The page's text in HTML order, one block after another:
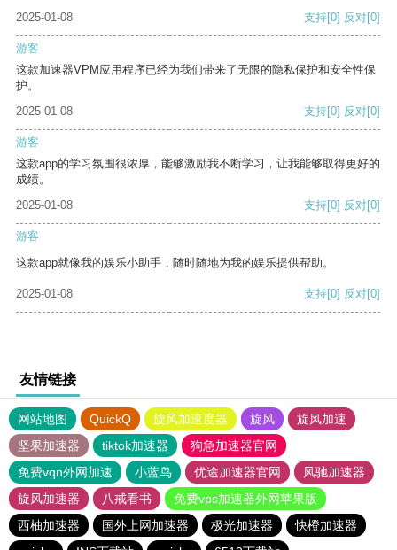
2025-01-08
支持[0] 反对[0]
游客
这款加速器VPM应用程序已经为我们带来了无限的隐私保护和安全性保
护。
2025-01-08
支持[0] 反对[0]
游客
这款app的学习氛围很浓厚，能够激励我不断学习，让我能够取得更好的
成绩。
2025-01-08
支持[0] 反对[0]
游客
这款app就像我的娱乐小助手，随时随地为我的娱乐提供帮助。
2025-01-08 支持[0] 反对[0]
友情链接
网站地图 QuickQ 旋风加速度器 旋风
旋风加速
坚果加速器
tiktok加速器
狗急加速器官网
免费vqn外网加速
小蓝鸟 优途加速器官网
风驰加速器
旋风加速器
八戒看书
免费vps加速器外网苹果版
西柚加速器
国外上网加速器 极光加速器
快橙加速器